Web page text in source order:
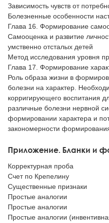
Зависимость чувств от
Болезненные особенности
Глава 16. Формирование
Самооценка и развитие
умственно отсталых детей
Метод исследования уровня
Глава 17. Формирование
Роль образа жизни в
болезни на характер.
корригирующего воспитания
различные болезни нервной
формировании характера и
закономерности
Приложение. Бланки и
Корректурная проба
Счет по Крепелину
Существенные признаки
Простые аналогии
Простые аналогии
Простые аналогии